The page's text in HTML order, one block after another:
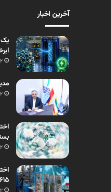
آخرین اخبار
یک
۶۱۵ میلیون دلار می‌رسد